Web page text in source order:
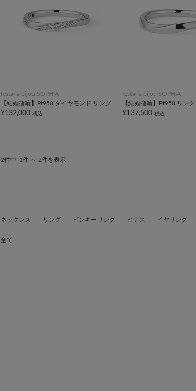
festaria bijou SOPHIA
【結婚指輪】Pt950 ダイヤモンド リング
¥132,000 税込
festaria bijou SOPHIA
【結婚指輪】Pt950 リング
¥137,500 税込
2件中 1件 ～ 2件を表示
ネックレス リング ピンキーリング ピアス イヤリング
全て